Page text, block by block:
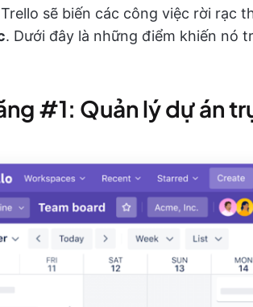
Trello sẽ biến các công việc rời rạc
. Dưới đây là những điểm khiến nó
#1: Quản lý dự án